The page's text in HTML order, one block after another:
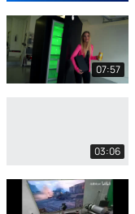
07:57
03:06